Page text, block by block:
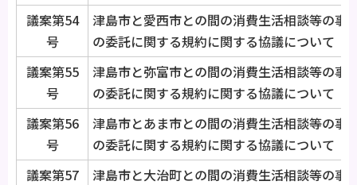
議案第54
号
津島市と愛西市との間の消費生活相談等の事
の委託に関する規約に関する協議について
議案第55
号
津島市と弥富市との間の消費生活相談等の事
の委託に関する規約に関する協議について
議案第56
号
津島市とあま市との間の消費生活相談等の事
の委託に関する規約に関する協議について
議案第57
津島市と大治町との間の消費生活相談等の事